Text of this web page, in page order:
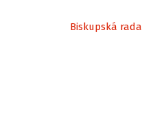
Biskupská rada